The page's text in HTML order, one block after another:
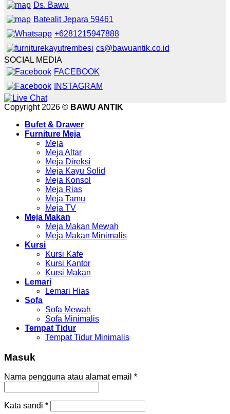
Ds. Bawu
Batealit Jepara 59461
+6281215947888
cs@bawuantik.co.id
SOCIAL MEDIA
FACEBOOK
INSTAGRAM
Copyright 2026 © BAWU ANTIK
Bufet & Drawer
Furniture Meja
Meja
Meja Altar
Meja Direksi
Meja Kayu Solid
Meja Konsol
Meja Rias
Meja Tamu
Meja TV
Meja Makan
Meja Makan Mewah
Meja Makan Minimalis
Kursi
Kursi Kafe
Kursi Kantor
Kursi Makan
Lemari
Lemari Hias
Sofa
Sofa Mewah
Sofa Minimalis
Tempat Tidur
Tempat Tidur Minimalis
Masuk
Nama pengguna atau alamat email *
Kata sandi *